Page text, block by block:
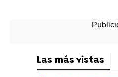
Las más vistas